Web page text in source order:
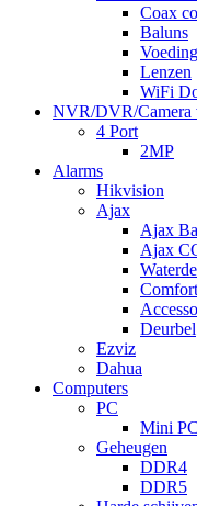
Coax
Baluns
Lenzen
WiFi
NVR/DVR/Camera
4 Port
2MP
Alarms
Hikvision
Ajax
Ajax
Ajax
Deurbel
Ezviz
Dahua
Computers
PC
Mini PC
Geheugen
DDR4
DDR5